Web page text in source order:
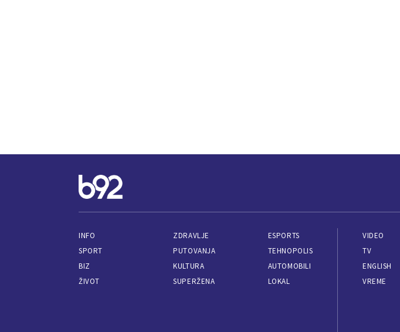
INFO
SPORT
BIZ
ŽIVOT
ZDRAVLJE
PUTOVANJA
KULTURA
SUPERŽENA
ESPORTS
TEHNOPOLIS
AUTOMOBILI
LOKAL
VIDEO
TV
ENGLISH
VREME